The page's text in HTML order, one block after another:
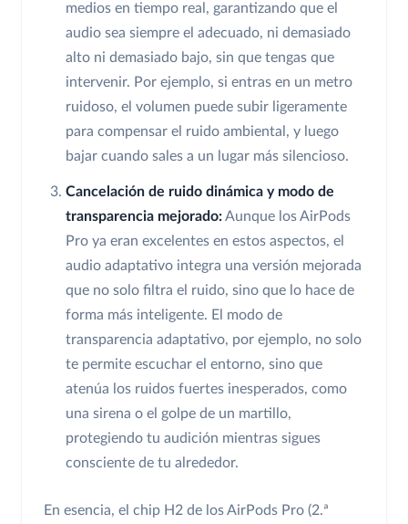
medios en tiempo real, garantizando que el
audio sea siempre el adecuado, ni demasiado
alto ni demasiado bajo, sin que tengas que
intervenir. Por ejemplo, si entras en un metro
ruidoso, el volumen puede subir ligeramente
para compensar el ruido ambiental, y luego
bajar cuando sales a un lugar más silencioso.
Cancelación de ruido dinámica y modo de
transparencia mejorado:Aunque los AirPods
Pro ya eran excelentes en estos aspectos, el
audio adaptativo integra una versión mejorada
que no solo filtra el ruido, sino que lo hace de
forma más inteligente. El modo de
transparencia adaptativo, por ejemplo, no solo
te permite escuchar el entorno, sino que
atenúa los ruidos fuertes inesperados, como
una sirena o el golpe de un martillo,
protegiendo tu audición mientras sigues
consciente de tu alrededor.
En esencia, el chip H2 de los AirPods Pro (2.ª